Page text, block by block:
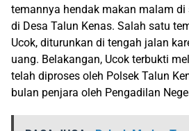
temannya hendak makan malam
di Desa Talun Kenas. Salah satu
Ucok, diturunkan di tengah jalan
uang. Belakangan, Ucok terbukti
telah diproses oleh Polsek Talun
bulan penjara oleh Pengadilan